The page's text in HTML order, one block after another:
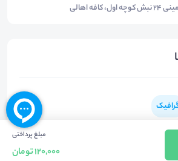
اهالی
مبلغ پرداختی
120,000 تومان